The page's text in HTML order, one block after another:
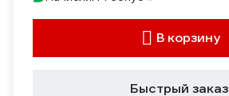
В корзину
Быстрый заказ